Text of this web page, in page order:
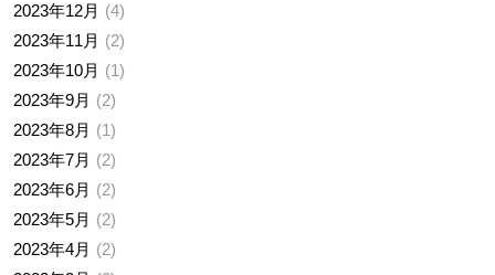
2023年12月
4
2023年11月
2
2023年10月
1
2023年9月
2
2023年8月
1
2023年7月
2
2023年6月
2
2023年5月
2
2023年4月
2